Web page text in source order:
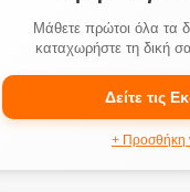
Μάθετε πρώτοι όλα τα
καταχωρήστε τη δική
Δείτε τις
+ Προσθήκη